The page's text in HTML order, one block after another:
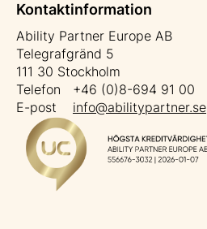
Kontaktinformation
Ability Partner Europe AB
Telegrafgränd 5
111 30 Stockholm
Telefon +46 (0)8-694 91 00
E-post info@abilitypartner.se